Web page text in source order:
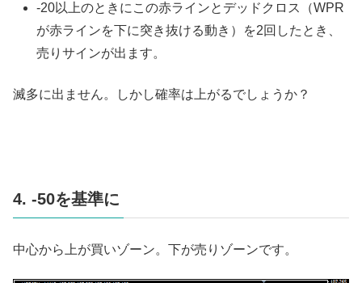
-20以上のときにこの赤ラインとデッドクロス（WPR
が赤ラインを下に突き抜ける動き）を2回したとき、
売りサインが出ます。
滅多に出ません。しかし確率は上がるでしょうか？
4. -50を基準に
中心から上が買いゾーン。下が売りゾーンです。